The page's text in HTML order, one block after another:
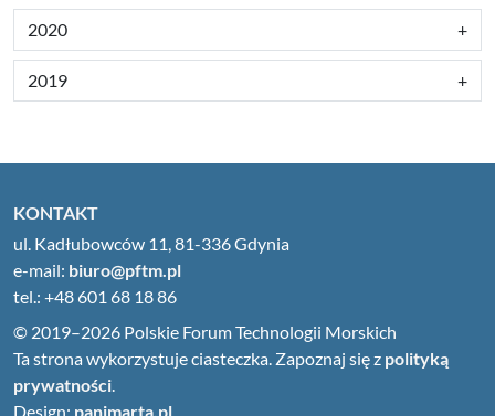
2020
2019
KONTAKT
ul. Kadłubowców 11, 81-336 Gdynia
e-mail: biuro@pftm.pl
tel.: +48 601 68 18 86
© 2019–2026 Polskie Forum Technologii Morskich
Ta strona wykorzystuje ciasteczka. Zapoznaj się z polityką
prywatności.
Design: panimarta.pl